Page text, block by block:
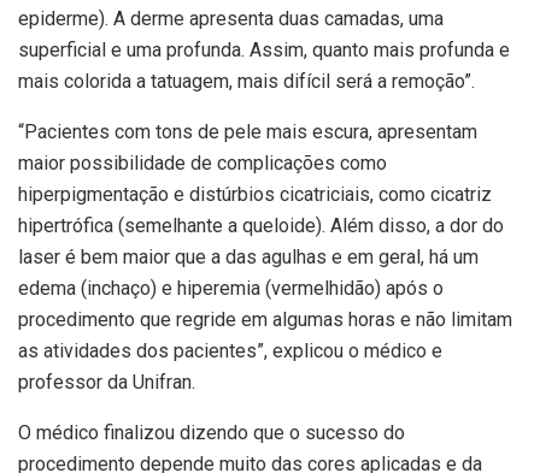
epiderme). A derme apresenta duas camadas, uma
superficial e uma profunda. Assim, quanto mais profunda e
mais colorida a tatuagem, mais difícil será a remoção”.
“Pacientes com tons de pele mais escura, apresentam
maior possibilidade de complicações como
hiperpigmentação e distúrbios cicatriciais, como cicatriz
hipertrófica (semelhante a queloide). Além disso, a dor do
laser é bem maior que a das agulhas e em geral, há um
edema (inchaço) e hiperemia (vermelhidão) após o
procedimento que regride em algumas horas e não limitam
as atividades dos pacientes”, explicou o médico e
professor da Unifran.
O médico finalizou dizendo que o sucesso do
procedimento depende muito das cores aplicadas e da